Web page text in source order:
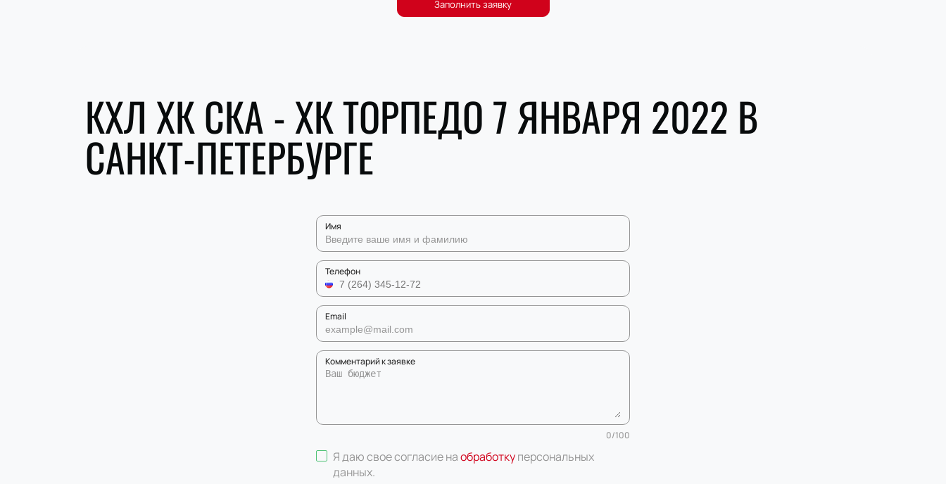
КХЛ ХК СКА - ХК ТОРПЕДО 7 ЯНВАРЯ 2022 В
САНКТ-ПЕТЕРБУРГЕ
Имя
Телефон
Email
Комментарий к заявке
0/100
Я даю свое согласие наобработкуперсональных
данных.